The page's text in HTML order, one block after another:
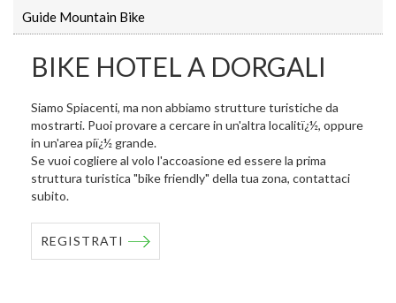
Guide Mountain Bike
BIKE HOTEL A DORGALI
Siamo Spiacenti, ma non abbiamo strutture turistiche da
mostrarti. Puoi provare a cercare in un'altra localitï¿½, oppure
in un'area piï¿½ grande.
Se vuoi cogliere al volo l'accoasione ed essere la prima
struttura turistica "bike friendly" della tua zona, contattaci
subito.
REGISTRATI